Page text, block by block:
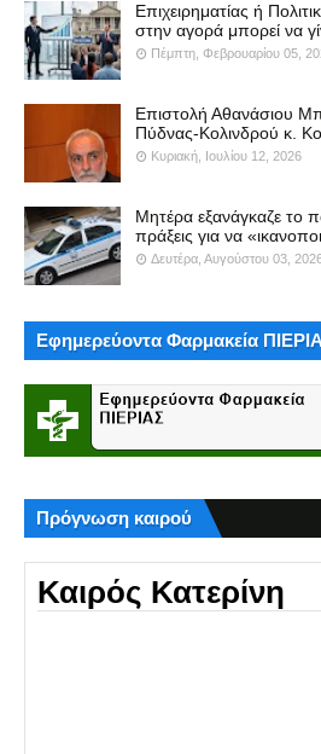
Επιχειρηματίας ή
στην αγορά μπορεί να
Πέμπτη, Φεβρουαρίου 05,
Επιστολή Αθανάσιου
Πύδνας-Κολινδρού κ.
Κυριακή, Ιουλίου 12, 2026
Μητέρα εξανάγκαζε το
πράξεις για να
Δευτέρα, Αυγούστου 03,
Εφημερεύοντα Φαρμακεία
Πρόγνωση καιρού
Καιρός Κατερίνη